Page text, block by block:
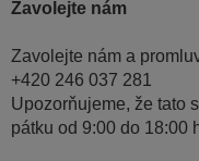
Zavolejte nám
Zavolejte nám a
+420 246 037 281
Upozorňujeme, že tato
pátku od 9:00 do 18:00